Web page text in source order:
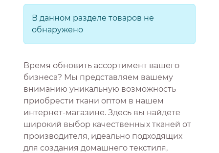
В данном разделе товаров не
обнаружено
Время обновить ассортимент вашего
бизнеса? Мы представляем вашему
вниманию уникальную возможность
приобрести ткани оптом в нашем
интернет-магазине. Здесь вы найдете
широкий выбор качественных тканей от
производителя, идеально подходящих
для создания домашнего текстиля,